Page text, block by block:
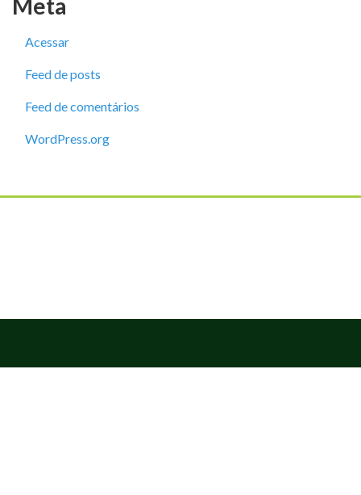
Meta
Acessar
Feed de posts
Feed de comentários
WordPress.org